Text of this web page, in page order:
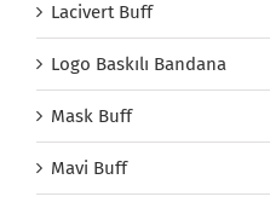
Lacivert Buff
Logo Baskılı Bandana
Mask Buff
Mavi Buff